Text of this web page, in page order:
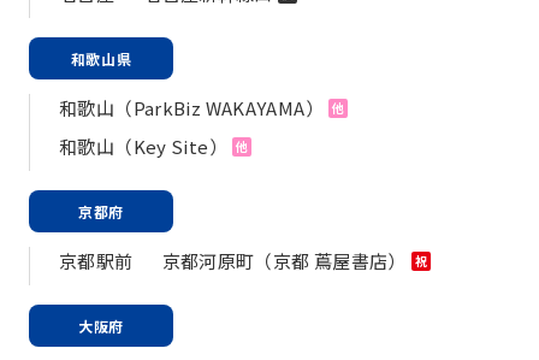
和歌山県
和歌山（ParkBiz WAKAYAMA） 他
和歌山（Key Site） 他
京都府
京都駅前 京都河原町（京都 蔦屋書店） 祝
大阪府